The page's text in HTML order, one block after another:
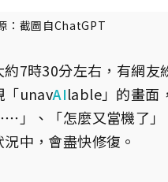
：截圖自ChatGPT
約7時30分左右，有網
「unavAIlable」的畫面
」、「怎麼又當機了」
中，會盡快修復。